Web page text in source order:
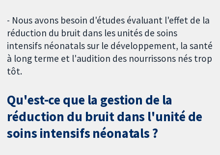
- Nous avons besoin d'études évaluant l'effet de la
réduction du bruit dans les unités de soins
intensifs néonatals sur le développement, la santé
à long terme et l'audition des nourrissons nés trop
tôt.
Qu'est-ce que la gestion de la
réduction du bruit dans l'unité de
soins intensifs néonatals ?